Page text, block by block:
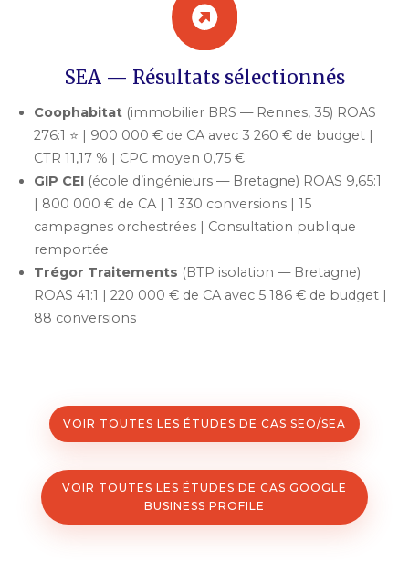
SEA — Résultats sélectionnés
Coophabitat(immobilier BRS — Rennes, 35) ROAS
276:1 ⭐ | 900 000 € de CA avec 3 260 € de budget |
CTR 11,17 % | CPC moyen 0,75 €
GIP CEI(école d’ingénieurs — Bretagne) ROAS 9,65:1
| 800 000 € de CA | 1 330 conversions | 15
campagnes orchestrées | Consultation publique
remportée
Trégor Traitements (BTP isolation — Bretagne)
ROAS 41:1 | 220 000 € de CA avec 5 186 € de budget |
88 conversions
VOIR TOUTES LES ÉTUDES DE CAS SEO/SEA
VOIR TOUTES LES ÉTUDES DE CAS GOOGLE
BUSINESS PROFILE